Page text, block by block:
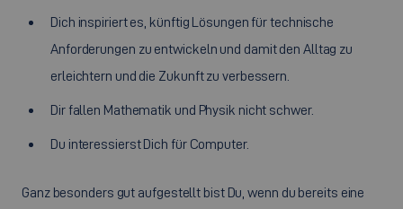
Dich inspiriert es, künftig Lösungen für technische
Anforderungen zu entwickeln und damit den Alltag zu
erleichtern und die Zukunft zu verbessern.
Dir fallen Mathematik und Physik nicht schwer.
Du interessierst Dich für Computer.
Ganz besonders gut aufgestellt bist Du, wenn du bereits eine